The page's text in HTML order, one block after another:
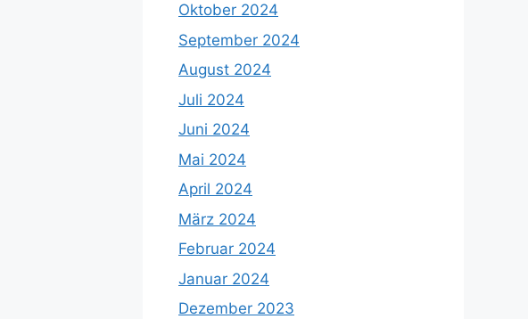
Oktober 2024
September 2024
August 2024
Juli 2024
Juni 2024
Mai 2024
April 2024
März 2024
Februar 2024
Januar 2024
Dezember 2023